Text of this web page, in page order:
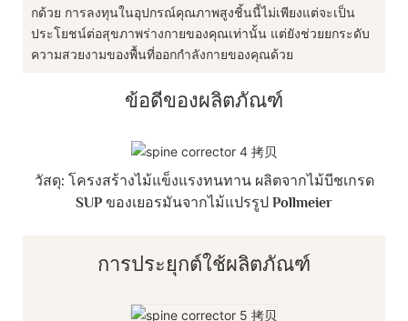
กด้วย การลงทุนในอุปกรณ์คุณภาพสูงชิ้นนี้ไม่เพียงแต่จะเป็น
ประโยชน์ต่อสุขภาพร่างกายของคุณเท่านั้น แต่ยังช่วยยกระดับ
ความสวยงามของพื้นที่ออกกำลังกายของคุณด้วย
ข้อดีของผลิตภัณฑ์
วัสดุ: โครงสร้างไม้แข็งแรงทนทาน ผลิตจากไม้บีชเกรด
SUP ของเยอรมันจากไม้แปรรูป Pollmeier
การประยุกต์ใช้ผลิตภัณฑ์